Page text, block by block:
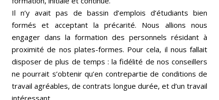
Il n’y avait pas de bassin d’emplois d’étudiants bien
formés et acceptant la précarité. Nous allions nous
engager dans la formation des personnels résidant à
proximité de nos plates-formes. Pour cela, il nous fallait
disposer de plus de temps : la fidélité de nos conseillers
ne pourrait s’obtenir qu’en contrepartie de conditions de
travail agréables, de contrats longue durée, et d’un travail
intéressant.